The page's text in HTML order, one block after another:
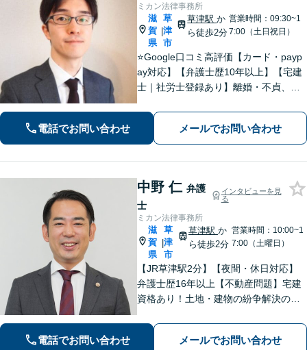
ミカン法律事務所
滋
賀
県
|
草
津
市
草津駅か
ら徒歩2分
営業時間：09:30~1
7:00（土日祝日）
⭐️Google口コミ高評価【カード・payp
ay対応】【弁護士歴10年以上】【宅建
士｜社労士登録あり】離婚・不貞、破
リラックスしてお越しください。丁寧
にお話をお聴きします【草津駅2分｜駐
車場あり】【土日祝対応】
電話でお問い合わせ メールでお問い合わせ
中野 仁 弁護
士
インタビューを見
る
ミカン法律事務所
滋
賀
県
|
草
津
市
草津駅 か
ら徒歩2分
営業時間：10:00~1
7:00（土曜日）
【JR草津駅2分】【夜間・休日対応】
弁護士歴16年以上【不動産問題】宅建
資格あり！土地・建物の紛争解決の経
トラブル／住宅ローン絡みの財産分与
の解決【法人破産】会社破産に注力
電話でお問い合わせ メールでお問い合わせ